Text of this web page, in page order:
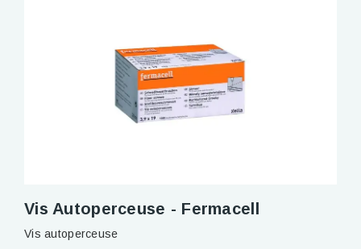
Vis Autoperceuse - Fermacell
Vis autoperceuse